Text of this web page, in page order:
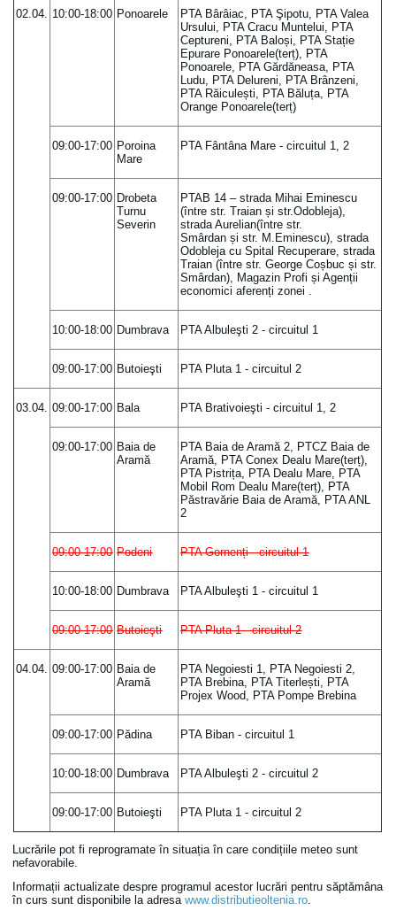
02.04. 10:00-18:00 Ponoarele
PTA Bârâiac, PTA Şipotu, PTA Valea
Ursului, PTA Cracu Muntelui, PTA
Ceptureni, PTA Baloși, PTA Stație
Epurare Ponoarele(terț), PTA
Ponoarele, PTA Gărdăneasa, PTA
Ludu, PTA Delureni, PTA Brânzeni,
PTA Răiculești, PTA Băluța, PTA
Orange Ponoarele(terț)
09:00-17:00 Poroina
Mare
PTA Fântâna Mare - circuitul 1, 2
09:00-17:00 Drobeta
Turnu
Severin
PTAB 14 – strada Mihai Eminescu
(între str. Traian și str.Odobleja),
strada Aurelian(între str.
Smârdan și str. M.Eminescu), strada
Odobleja cu Spital Recuperare, strada
Traian (între str. George Coșbuc și str.
Smârdan), Magazin Profi și Agenții
economici aferenți zonei .
10:00-18:00 Dumbrava PTA Albuleşti 2 - circuitul 1
09:00-17:00 Butoieşti PTA Pluta 1 - circuitul 2
03.04. 09:00-17:00 Bala PTA Brativoieşti - circuitul 1, 2
09:00-17:00 Baia de
Aramă
PTA Baia de Aramă 2, PTCZ Baia de
Aramă, PTA Conex Dealu Mare(terț),
PTA Pistrița, PTA Dealu Mare, PTA
Mobil Rom Dealu Mare(terț), PTA
Păstravărie Baia de Aramă, PTA ANL
2
09:00-17:00 Podeni PTA Gornenți - circuitul 1
10:00-18:00 Dumbrava PTA Albuleşti 1 - circuitul 1
09:00-17:00 Butoieşti PTA Pluta 1 - circuitul 2
04.04. 09:00-17:00 Baia de
Aramă
PTA Negoiesti 1, PTA Negoiesti 2,
PTA Brebina, PTA Titerlești, PTA
Projex Wood, PTA Pompe Brebina
09:00-17:00 Pădina PTA Biban - circuitul 1
10:00-18:00 Dumbrava PTA Albuleşti 2 - circuitul 2
09:00-17:00 Butoieşti PTA Pluta 1 - circuitul 2
Lucrările pot fi reprogramate în situația în care condițiile meteo sunt
nefavorabile.
Informații actualizate despre programul acestor lucrări pentru săptămâna
în curs sunt disponibile la adresawww.distributieoltenia.ro.